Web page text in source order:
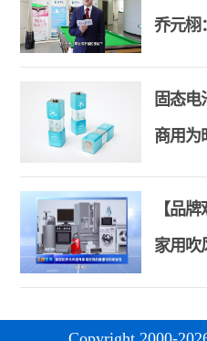
乔元栩
和合共
固态
商用为
【品
家用吹